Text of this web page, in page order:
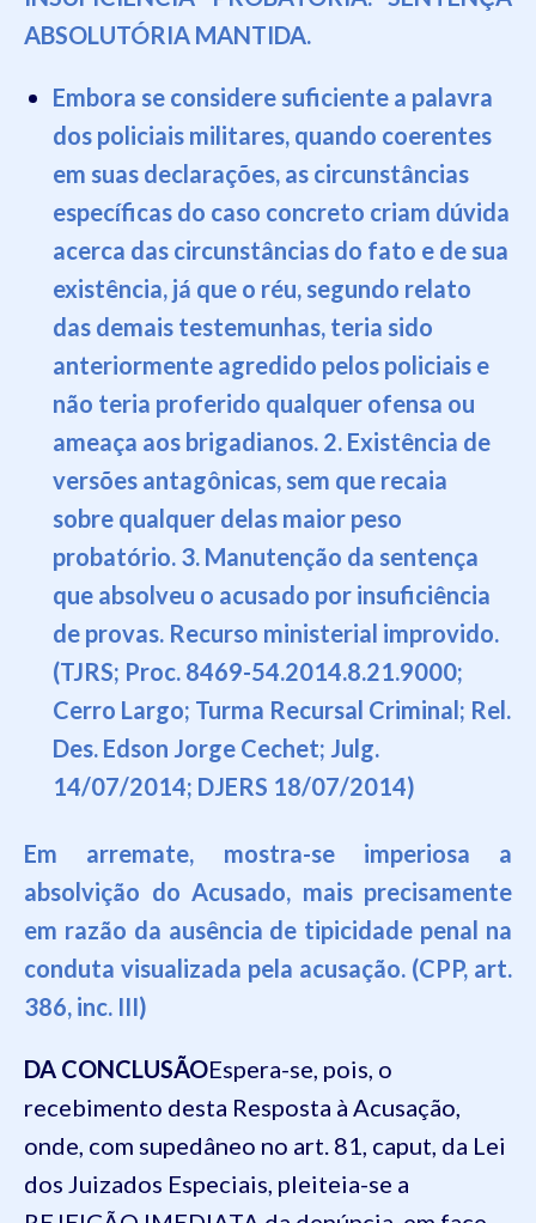
ABSOLUTÓRIA MANTIDA.
Embora se considere suficiente a palavra
dos policiais militares, quando coerentes
em suas declarações, as circunstâncias
específicas do caso concreto criam dúvida
acerca das circunstâncias do fato e de sua
existência, já que o réu, segundo relato
das demais testemunhas, teria sido
anteriormente agredido pelos policiais e
não teria proferido qualquer ofensa ou
ameaça aos brigadianos. 2. Existência de
versões antagônicas, sem que recaia
sobre qualquer delas maior peso
probatório. 3. Manutenção da sentença
que absolveu o acusado por insuficiência
de provas. Recurso ministerial improvido.
(TJRS; Proc. 8469-54.2014.8.21.9000;
Cerro Largo; Turma Recursal Criminal; Rel.
Des. Edson Jorge Cechet; Julg.
14/07/2014; DJERS 18/07/2014)
Em arremate, mostra-se imperiosa a
absolvição do Acusado, mais precisamente
em razão da ausência de tipicidade penal na
conduta visualizada pela acusação. (CPP, art.
386, inc. III)
DA CONCLUSÃOEspera-se, pois, o
recebimento desta Resposta à Acusação,
onde, com supedâneo no art. 81, caput, da Lei
dos Juizados Especiais, pleiteia-se a